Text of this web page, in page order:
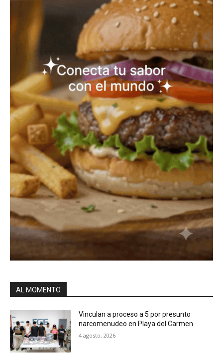
AL MOMENTO
Vinculan a proceso a 5 por presunto
narcomenudeo en Playa del Carmen
4 agosto, 2026